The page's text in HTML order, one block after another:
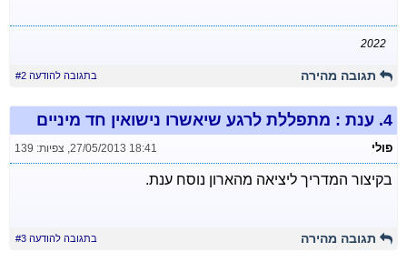
2022
תגובה מהירה בתגובה להודעה #2
4. ענת : מתפללת לרגע שיאשרו נישואין חד מיניים
פולי 27/05/2013 18:41
, צפיות: 139
בקיצור המדריך ליציאה מהארון נוסח ענת.
תגובה מהירה בתגובה להודעה #3